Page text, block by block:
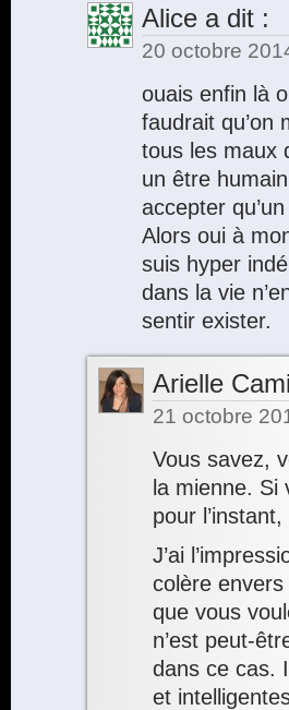
Alice a dit :
20 octobre
ouais enfin là
faudrait qu’on
tous les maux
un être
accepter
Alors oui à
suis hyper
dans la vie
sentir exister.
Arielle
21 octobre
Vous savez,
la mienne. Si
pour
J’ai
colère
que vous
n’est peut-
dans ce cas.
et